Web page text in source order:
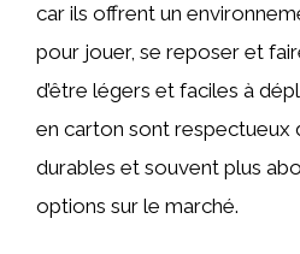
car ils offrent un
pour jouer, se reposer et
d’être légers et faciles à
en carton sont respectueux
durables et souvent plus
options sur le marché.